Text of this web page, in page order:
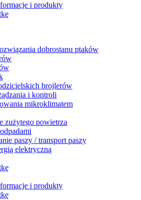
i produkty
dobrostanu ptaków
brojlerów
i kontroli
mikroklimatem
zużytego powietrza
paszy / transport paszy
elektryczną
i produkty